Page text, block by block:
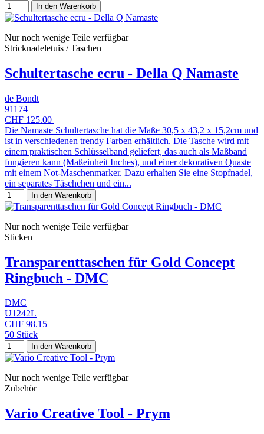
In den Warenkorb
Nur noch wenige Teile verfügbar
Stricknadeletuis / Taschen
Schultertasche ecru - Della Q Namaste
de Bondt
91174
CHF 125.00
Die Namaste Schultertasche hat die Maße 30,5 x 43,2 x 15,2cm und
ist in verschiedenen trendy Farben erhältlich. Die Tasche wird mit
einem praktischen Schlüsselband geliefert, das auch als Maßband
fungieren kann (Maßeinheit Inches), und einer dekorativen Quaste
mit einem Not-Maschenmarker. Dazu erhalten Sie eine Stopfnadel,
ein separates Täschchen und ein...
In den Warenkorb
Nur noch wenige Teile verfügbar
Sticken
Transparenttaschen für Gold Concept
Ringbuch - DMC
DMC
U1242L
CHF 98.15
50 Stück
In den Warenkorb
Nur noch wenige Teile verfügbar
Zubehör
Vario Creative Tool - Prym